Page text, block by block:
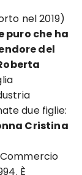
nel 2019)
puro che ha
del
due figlie:
Cristina
È